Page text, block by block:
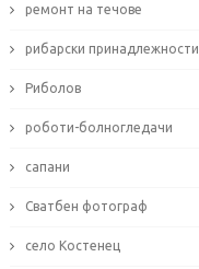
ремонт на течове
рибарски принадлежности
Риболов
роботи-болногледачи
сапани
Сватбен фотограф
село Костенец